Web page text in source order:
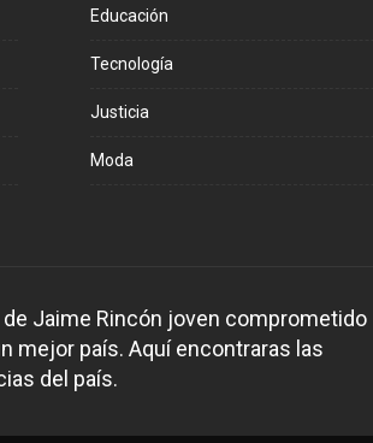
Educación
Tecnología
Justicia
Moda
de Jaime Rincón joven comprometido
mejor país. Aquí encontraras las
del país.